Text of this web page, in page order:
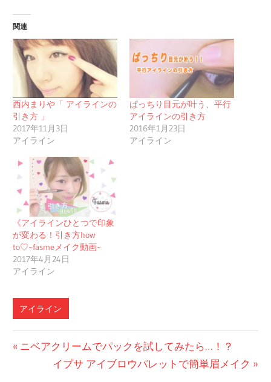
関連
西内まりや「 アイラインの
引き方 」
2017年11月3日
アイライン
ぱっちり目元が叶う、平行
アイラインの引き方
2016年1月23日
アイライン
《アイラインひとつで印象
が変わる！引き方how
to♡~fasmeメイク動画~
2017年4月24日
アイライン
アイライン
投
前
ニベアクリームでパックを試してみたら…！？
次
イプサ アイブロウパレットで簡単眉メイク